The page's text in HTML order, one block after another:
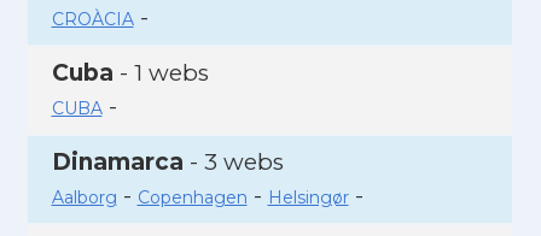
CROÀCIA-
Cuba - 1 webs
CUBA-
Dinamarca - 3 webs
Aalborg - Copenhagen - Helsingør-